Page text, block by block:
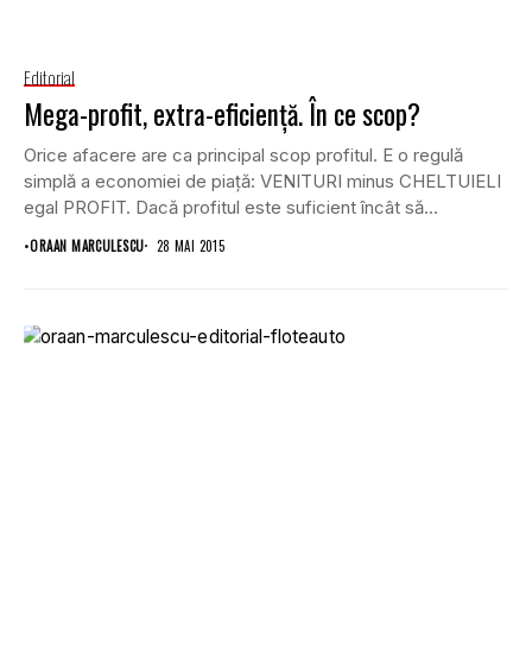
Editorial
Mega-profit, extra-eficiență. În ce scop?
Orice afacere are ca principal scop profitul. E o regulă
simplă a economiei de piață: VENITURI minus CHELTUIELI
egal PROFIT. Dacă profitul este suficient încât să...
•ORAAN MARCULESCU 28 MAI 2015